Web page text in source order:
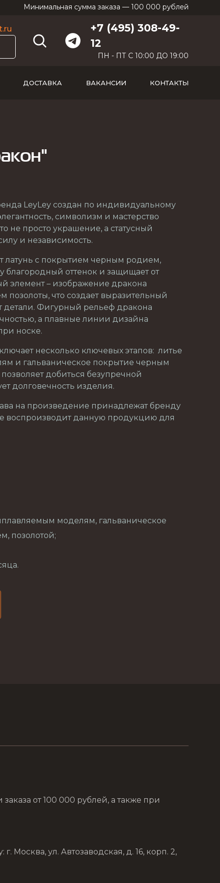
Минимальная сумма заказа — 100 000 рублей
+7 (495) 308-49-
12
ПН - ПТ С 10:00 ДО 19:00
ДОСТАВКА ВАКАНСИИ КОНТАКТЫ
LeyLey создан по индивидуальному
символизм и мастерство
не просто украшение, а статусный
и независимость.
латунь с покрытием черным родием,
благородный оттенок и защищает от
элемент – изображение дракона
что создает выразительный
детали. Фигурный рельеф дракона
а плавные линии дизайна
носке.
несколько ключевых этапов: литье
и гальваническое покрытие черным
добиться безупречной
долговечность изделия.
на произведение принадлежат бренду
воспроизводит данную продукцию для
моделям, гальваническое
позолотой;
от 100 000 рублей, а также при
ул. Автозаводская, д. 16, корп. 2,